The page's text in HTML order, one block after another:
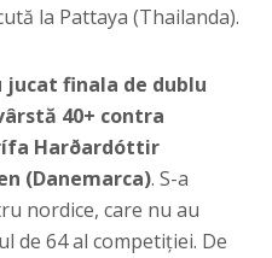
la Pattaya (Thailanda).
jucat finala de dublu
40+ contra
Harðardóttir
(Danemarca). S-a
nordice, care nu au
de 64 al competiției. De